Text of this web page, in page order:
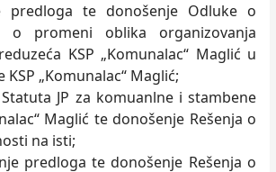
predloga te donošenje Odluke o
o promeni oblika organizovanja
KSP „Komunalac“ Maglić u
KSP „Komunalac“ Maglić;
JP za komuanlne i stambene
Maglić te donošenje Rešenja o
na isti;
predloga te donošenje Rešenja o